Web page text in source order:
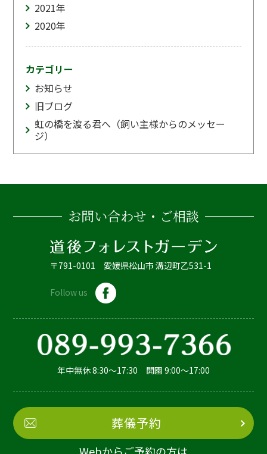
2021年
2020年
カテゴリー
お知らせ
旧ブログ
虹の橋を渡る君へ（飼い主様からのメッセー
ジ）
お問い合わせ・ご相談
〒791-0101 愛媛県松山市 溝辺町乙531-1
Follow us
年中無休 8:30～17:30 開園 9:00～17:00
葬儀予約